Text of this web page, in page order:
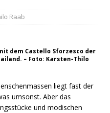
Raab
dem Castello Sforzesco der
– Foto: Karsten-Thilo
liegt fast der
umsonst. Aber das
und modischen